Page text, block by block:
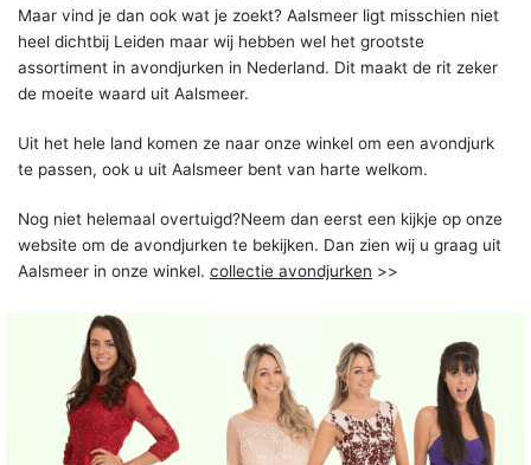
Maar vind je dan ook wat je zoekt? Aalsmeer ligt misschien niet
heel dichtbij Leiden maar wij hebben wel het grootste
assortiment in avondjurken in Nederland. Dit maakt de rit zeker
de moeite waard uit Aalsmeer.
Uit het hele land komen ze naar onze winkel om een avondjurk
te passen, ook u uit Aalsmeer bent van harte welkom.
Nog niet helemaal overtuigd?Neem dan eerst een kijkje op onze
website om de avondjurken te bekijken. Dan zien wij u graag uit
Aalsmeer in onze winkel. collectie avondjurken >>